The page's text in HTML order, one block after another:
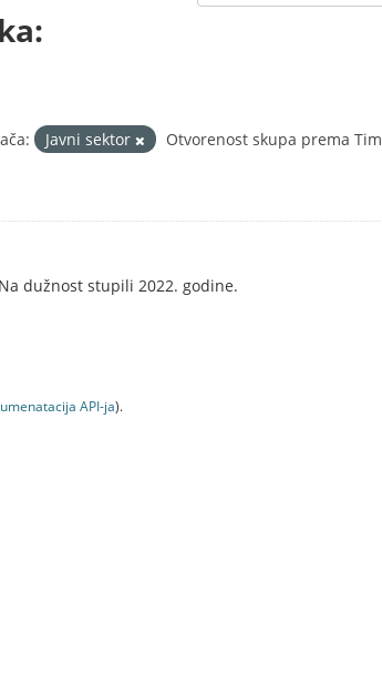
Javni sektor
Otvorenost skupa prema Tim
dužnost stupili 2022. godine.
API-jа).